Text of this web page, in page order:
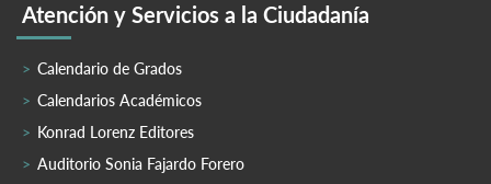
Atención y Servicios a la Ciudadanía
Calendario de Grados
Calendarios Académicos
Konrad Lorenz Editores
Auditorio Sonia Fajardo Forero